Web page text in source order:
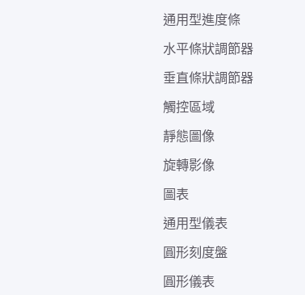
通用型進度條
水平條狀調節器
垂直條狀調節器
觸控區域
靜態圖像
旋轉影像
圖表
通用型儀表
圓形刻度盤
圓形儀表